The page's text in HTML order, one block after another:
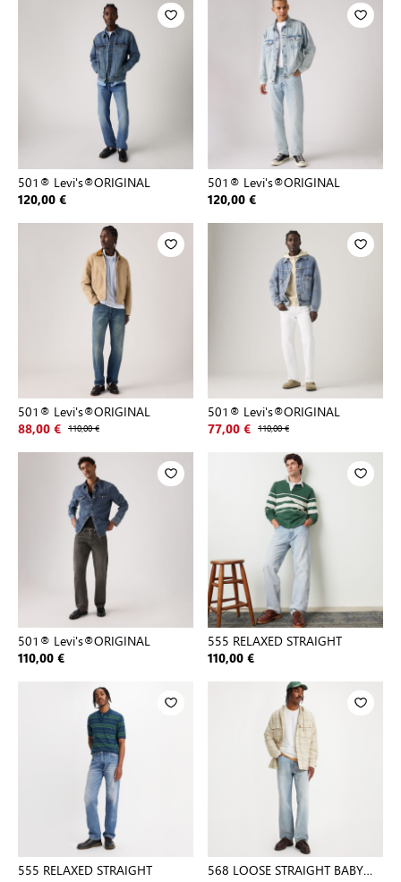
501® Levi's®ORIGINAL
120,00 €
501® Levi's®ORIGINAL
120,00 €
501® Levi's®ORIGINAL
88,00 € 110,00 €
501® Levi's®ORIGINAL
77,00 € 110,00 €
501® Levi's®ORIGINAL
110,00 €
555 RELAXED STRAIGHT
110,00 €
555 RELAXED STRAIGHT
568 LOOSE STRAIGHT BABY